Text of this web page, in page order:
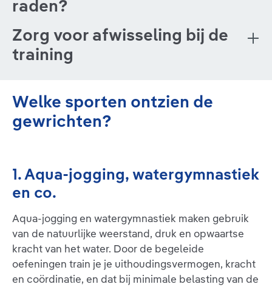
raden?
Zorg voor afwisseling bij de
training
Welke sporten ontzien de
gewrichten?
1. Aqua-jogging, watergymnastiek
en co.
Aqua-jogging en watergymnastiek maken gebruik
van de natuurlijke weerstand, druk en opwaartse
kracht van het water. Door de begeleide
oefeningen train je je uithoudingsvermogen, kracht
en coördinatie, en dat bij minimale belasting van de